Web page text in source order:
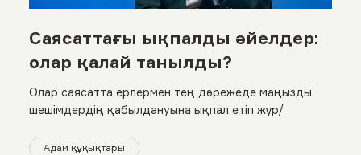
Саясаттағы ықпалды әйелдер:
олар қалай танылды?
Олар саясатта ерлермен тең дәрежеде маңызды
шешімдердің қабылдануына ықпал етіп жүр/
Адам құқықтары